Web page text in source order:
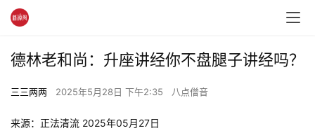
德林老和尚：升座讲经你不盘腿子讲经吗？
三三两两 2025年5月28日 下午2:35 八点僧音
来源：正法清流 2025年05月27日